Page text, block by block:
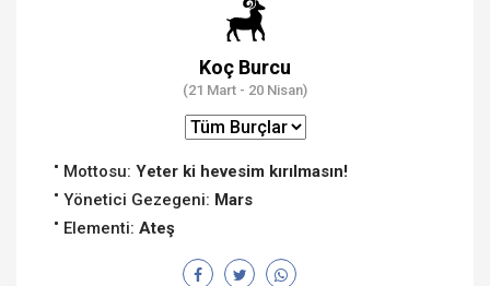
Koç Burcu
(21 Mart - 20 Nisan)
Mottosu: Yeter ki hevesim kırılmasın!
Yönetici Gezegeni: Mars
Elementi: Ateş